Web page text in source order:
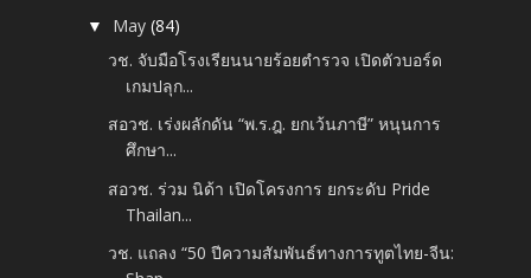
▼ May(84)
วช. จับมือโรงเรียนนายร้อยตำรวจ เปิดตัวบอร์ด
เกมปลุก...
สอวช. เร่งผลักดัน “พ.ร.ฎ. ยกเว้นภาษี” หนุนการ
ศึกษา...
สอวช. ร่วม นิด้า เปิดโครงการ ยกระดับ Pride
Thailan...
วช. แถลง​ “50 ปีความสัมพันธ์ทางการทูตไทย-จีน: